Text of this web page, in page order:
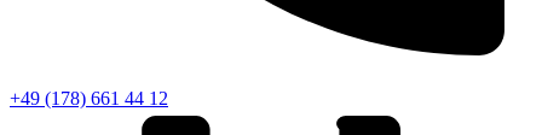
+49 (178) 661 44 12